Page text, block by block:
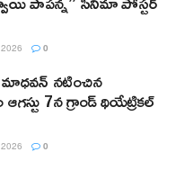
0
మాధవన్‌ నటించిన
7న గ్రాండ్ థియేట్రికల్
0